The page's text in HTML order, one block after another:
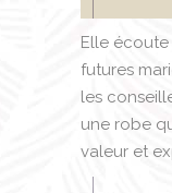
Elle
futures
les
une robe
valeur et